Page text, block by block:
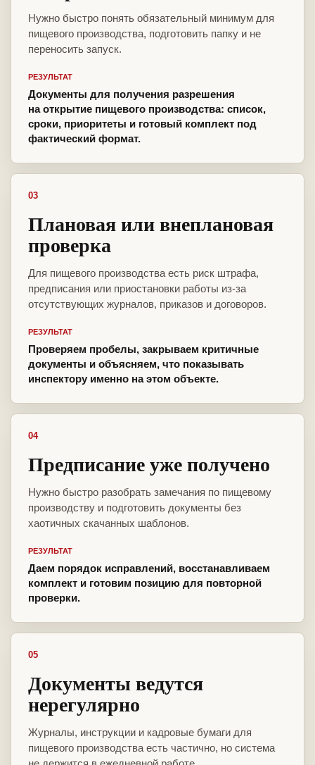
Нужно быстро понять обязательный минимум для
пищевого производства, подготовить папку и не
переносить запуск.
РЕЗУЛЬТАТ
Документы для получения разрешения
на открытие пищевого производства: список,
сроки, приоритеты и готовый комплект под
фактический формат.
03
Плановая или внеплановая
проверка
Для пищевого производства есть риск штрафа,
предписания или приостановки работы из-за
отсутствующих журналов, приказов и договоров.
РЕЗУЛЬТАТ
Проверяем пробелы, закрываем критичные
документы и объясняем, что показывать
инспектору именно на этом объекте.
04
Предписание уже получено
Нужно быстро разобрать замечания по пищевому
производству и подготовить документы без
хаотичных скачанных шаблонов.
РЕЗУЛЬТАТ
Даем порядок исправлений, восстанавливаем
комплект и готовим позицию для повторной
проверки.
05
Документы ведутся
нерегулярно
Журналы, инструкции и кадровые бумаги для
пищевого производства есть частично, но система